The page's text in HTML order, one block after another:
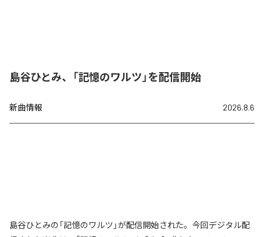
島谷ひとみ、「記憶のワルツ」を配信開始
新曲情報 2026.8.6
島谷ひとみの「記憶のワルツ」が配信開始された。今回デジタル配